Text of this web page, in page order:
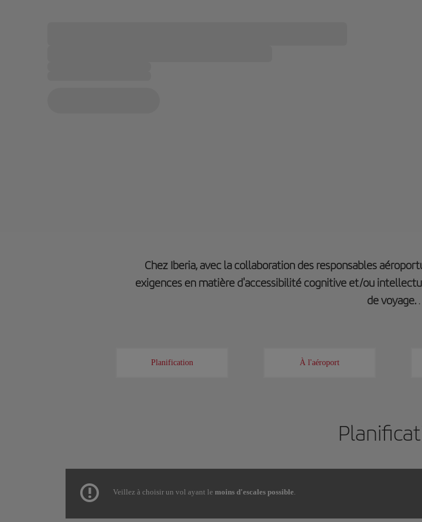
Chez Iberia, avec la collaboration des responsables
exigences en matière d'accessibilité cognitive et/ou
de voyage..
Planification À l'aéroport
Veillez à choisir un vol ayant le moins d'escales possible.